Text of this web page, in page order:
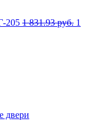
205 1 831.93руб. 1
двери